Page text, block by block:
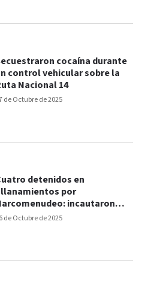
de Octubre de 2025
cocaína durante
control vehicular sobre la
Nacional 14
de Octubre de 2025
detenidos en
por
incautaron
y dinero